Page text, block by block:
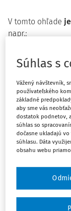
V tomto ohľade je
napr.:
pripadnutie
čerpal
ustanovenia §
práce v z. n.
ale napr. aj
Súhlas s
Vážený návštevník,
používateľského
základné
aby sme vás
dostatok podnetov,
súhlas so
dočasne ukladajú
súhlasu. Dáta
obsahu webu